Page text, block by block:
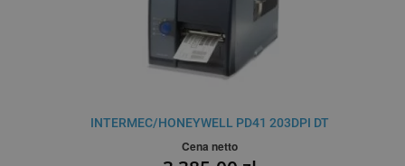
INTERMEC/HONEYWELL PD41 203DPI DT
Cena netto